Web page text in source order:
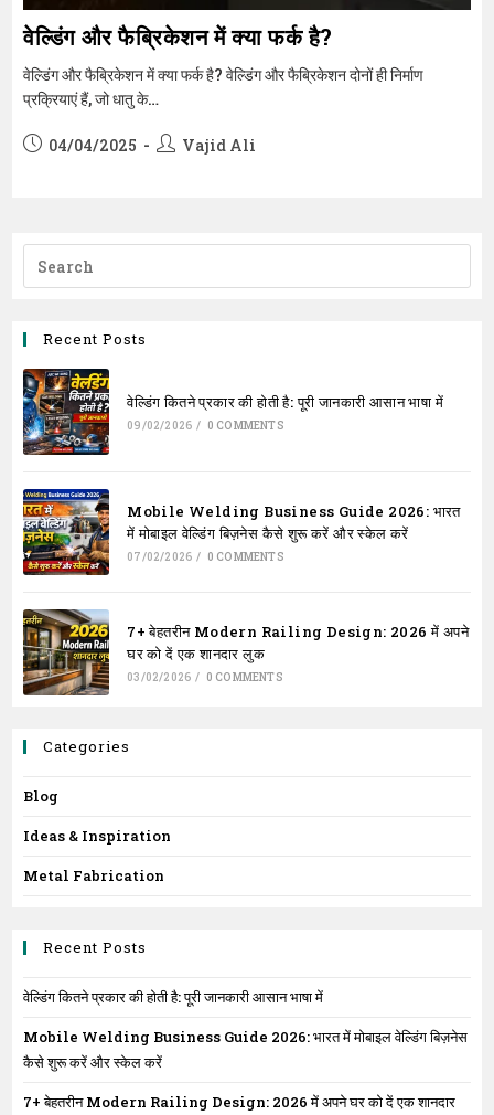
वेल्डिंग और फैब्रिकेशन में क्या फर्क है?
वेल्डिंग और फैब्रिकेशन में क्या फर्क है? वेल्डिंग और फैब्रिकेशन दोनों ही निर्माण
प्रक्रियाएं हैं, जो धातु के…
Post04/04/2025
PostVajid Ali
Recent Posts
वेल्डिंग कितने प्रकार की होती है: पूरी जानकारी आसान भाषा में
09/02/2026 / 0 COMMENTS
Mobile Welding Business Guide 2026: भारत
में मोबाइल वेल्डिंग बिज़नेस कैसे शुरू करें और स्केल करें
07/02/2026 / 0 COMMENTS
7+ बेहतरीन Modern Railing Design: 2026 में अपने
घर को दें एक शानदार लुक
03/02/2026 / 0 COMMENTS
Categories
Blog
Ideas & Inspiration
Metal Fabrication
Recent Posts
वेल्डिंग कितने प्रकार की होती है: पूरी जानकारी आसान भाषा में
Mobile Welding Business Guide 2026: भारत में मोबाइल वेल्डिंग बिज़नेस
कैसे शुरू करें और स्केल करें
7+ बेहतरीन Modern Railing Design: 2026 में अपने घर को दें एक शानदार